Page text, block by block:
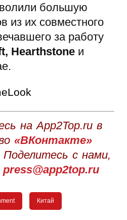
большую
из их совместного
за работу
Hearthstone и
на App2Top.ru в
«ВКонтакте»
с нами,
press@app2top.ru
Китай